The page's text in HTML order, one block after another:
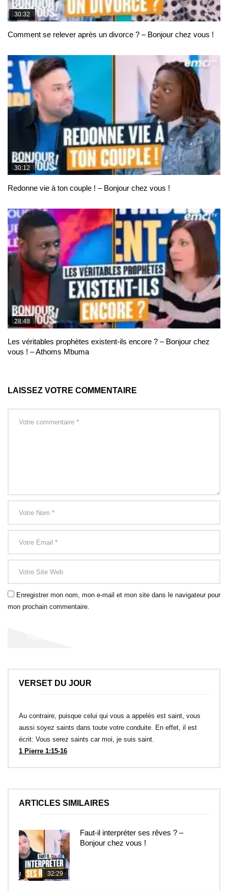
30:32
Comment se relever après un divorce ? – Bonjour chez vous !
30:12
Redonne vie à ton couple ! – Bonjour chez vous !
28:48
Les véritables prophètes existent-ils encore ? – Bonjour chez
vous ! – Athoms Mbuma
LAISSEZ VOTRE COMMENTAIRE
Enregistrer mon nom, mon e-mail et mon site dans le navigateur pour
mon prochain commentaire.
VERSET DU JOUR
Au contraire, puisque celui qui vous a appelés est saint, vous
aussi soyez saints dans toute votre conduite. En effet, il est
écrit: Vous serez saints car moi, je suis saint.
1 Pierre 1:15-16
ARTICLES SIMILAIRES
32:29
Faut-il interpréter ses rêves ? –
Bonjour chez vous !